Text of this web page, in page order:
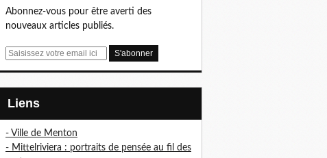
Abonnez-vous pour être averti des
nouveaux articles publiés.
E
Liens
- Ville de Menton
- Mittelriviera : portraits de pensée au fil des